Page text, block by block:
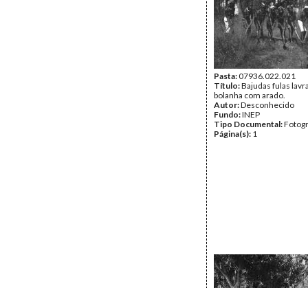
Pasta:07936.022.021
Título:Bajudas fulas
bolanha com arado.
Autor:Desconhecido
Fundo:INEP
Tipo Documental:
Página(s): 1